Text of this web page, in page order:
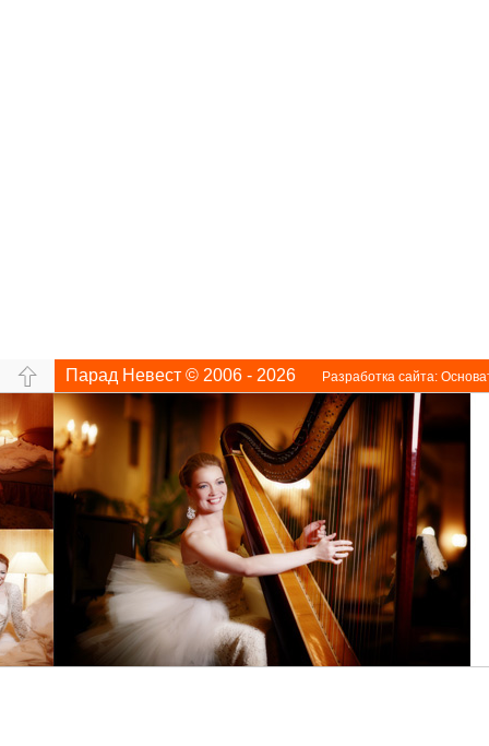
Парад Невест © 2006 - 2026 Разработка сайта: